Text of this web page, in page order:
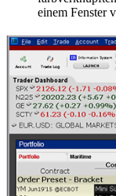
einem Fenster